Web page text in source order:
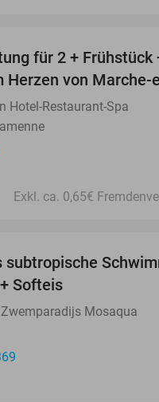
für 2 + Frühstück
Herzen von Marche-
Hotel-Restaurant-Spa
Exkl. ca. 0,65€
subtropische
Softeis
Mosaqua